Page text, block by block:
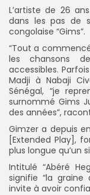
L’artiste de 26
dans les pas de
congolaise “Gims”.
“Tout a
les chansons
accessibles.
Madji à Nabaji
Sénégal, “je
surnommé Gims
des années”,
Gimzer a depuis
[Extended Play],
plus longue qu’un
Intitulé “Abéré
signifie “la
invite à avoir